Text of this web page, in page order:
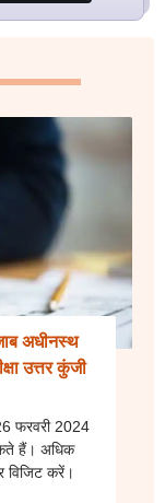
अधीनस्थ
उत्तर कुंजी
26 फरवरी 2024
हैं। अधिक
विजिट करें।